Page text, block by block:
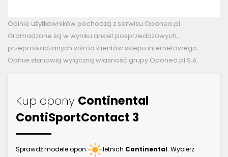
Opinie użytkowników pochodzą z serwisu Oponeo.pl.
Gromadzone są w wyniku ankiet posprzedażowych,
przeprowadzanych wśród klientów sklepu internetowego.
Opinie stanowią wyłączną własność grupy Oponeo.pl S.A.
Kup opony Continental
ContiSportContact 3
Sprawdź modele opon letnich Continental. Wybierz